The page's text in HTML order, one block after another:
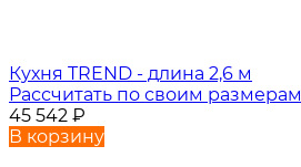
Кухня TREND - длина 2,6 м
Рассчитать по своим размерам
45 542 ₽
В корзину